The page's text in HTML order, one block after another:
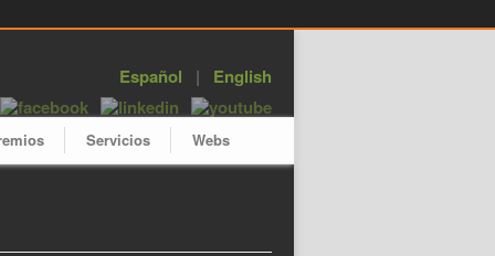
Español | English
Servicios Webs